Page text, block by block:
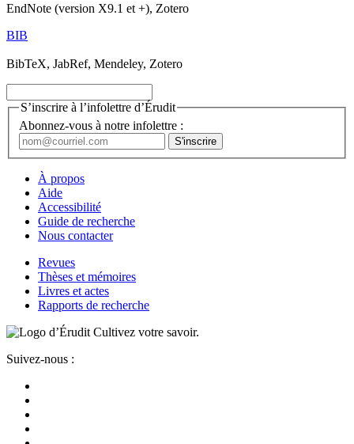
EndNote (version X9.1 et +), Zotero
BIB
BibTeX, JabRef, Mendeley, Zotero
S’inscrire à l’infolettre d’Érudit
Abonnez-vous à notre infolettre :
À propos
Aide
Accessibilité
Guide de recherche
Nous contacter
Revues
Thèses et mémoires
Livres et actes
Rapports de recherche
Cultivez votre savoir.
Suivez-nous :